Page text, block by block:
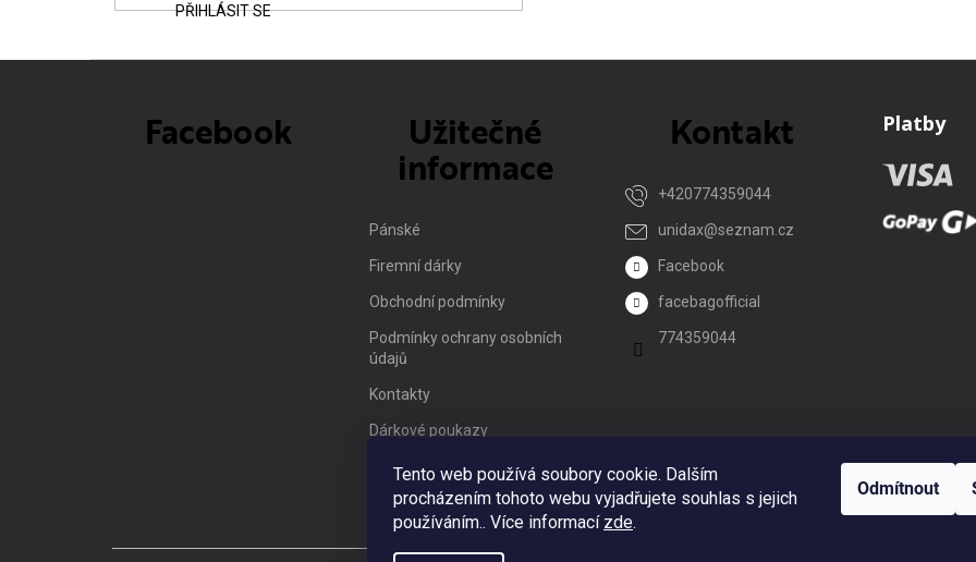
Tento web používá soubory cookie. Dalším
procházením tohoto webu vyjadřujete souhlas s jejich
používáním.. Více informací zde.
Odmítnout
PŘIHLÁSIT SE
Facebook Užitečné
informace
Pánské
Firemní dárky
Obchodní podmínky
Podmínky ochrany osobních
údajů
Kontakty
Dárkové poukazy
Vrácení zboží/ Reklamace
Kontakt
unidax@seznam.cz
+420774359044
Facebook
facebagofficial
774359044
Platby